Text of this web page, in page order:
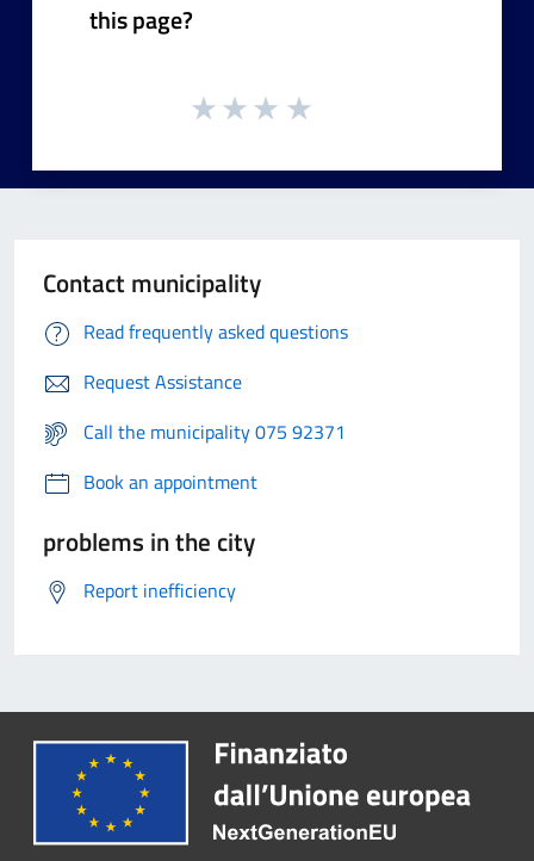
this page?
Contact municipality
Read frequently asked questions
Request Assistance
Call the municipality 075 92371
Book an appointment
problems in the city
Report inefficiency